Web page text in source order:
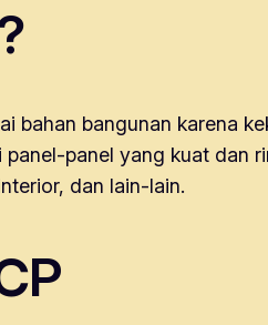
bahan bangunan karena
panel yang kuat dan
dan lain-lain.